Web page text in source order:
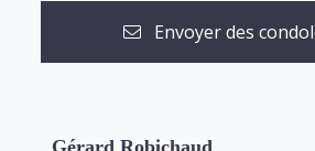
Envoyer des